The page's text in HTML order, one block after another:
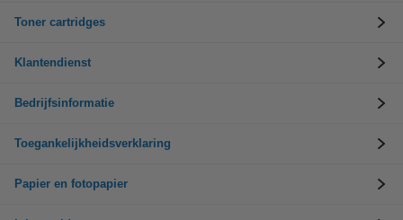
Toner cartridges
Klantendienst
Bedrijfsinformatie
Toegankelijkheidsverklaring
Papier en fotopapier